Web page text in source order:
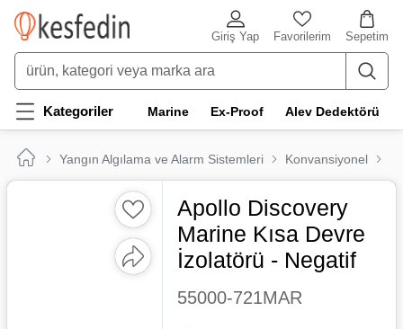
Sepetim
Favorilerim
Giriş Yap
Kategoriler Marine Ex-Proof Alev Dedektörü
Yangın Algılama ve Alarm Sistemleri Konvansiyonel
Apollo Discovery
Marine Kısa Devre
İzolatörü - Negatif
55000-721MAR